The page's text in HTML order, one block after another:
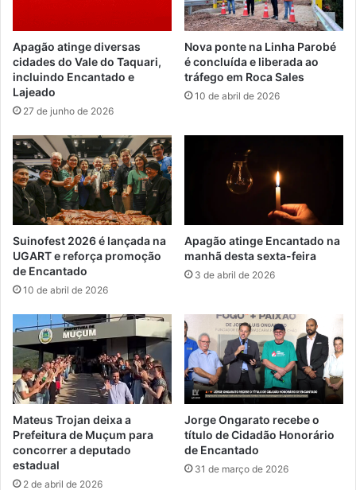
Apagão atinge diversas
cidades do Vale do Taquari,
incluindo Encantado e
Lajeado
27 de junho de 2026
Nova ponte na Linha Parobé
é concluída e liberada ao
tráfego em Roca Sales
10 de abril de 2026
Suinofest 2026 é lançada na
UGART e reforça promoção
de Encantado
10 de abril de 2026
Apagão atinge Encantado na
manhã desta sexta-feira
3 de abril de 2026
Mateus Trojan deixa a
Prefeitura de Muçum para
concorrer a deputado
estadual
2 de abril de 2026
Jorge Ongarato recebe o
título de Cidadão Honorário
de Encantado
31 de março de 2026